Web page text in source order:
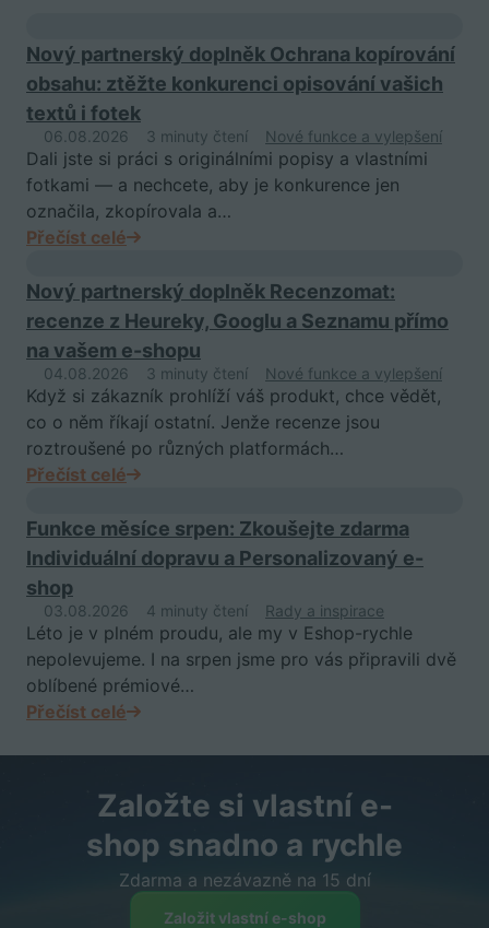
Nový partnerský doplněk Ochrana kopírování
obsahu: ztěžte konkurenci opisování vašich
textů i fotek
06.08.2026 3 minuty čtení Nové funkce a vylepšení
Dali jste si práci s originálními popisy a vlastními
fotkami — a nechcete, aby je konkurence jen
označila, zkopírovala a…
Přečíst celé
Nový partnerský doplněk Recenzomat:
recenze z Heureky, Googlu a Seznamu přímo
na vašem e-shopu
04.08.2026 3 minuty čtení Nové funkce a vylepšení
Když si zákazník prohlíží váš produkt, chce vědět,
co o něm říkají ostatní. Jenže recenze jsou
roztroušené po různých platformách…
Přečíst celé
Funkce měsíce srpen: Zkoušejte zdarma
Individuální dopravu a Personalizovaný e-
shop
03.08.2026 4 minuty čtení Rady a inspirace
Léto je v plném proudu, ale my v Eshop-rychle
nepolevujeme. I na srpen jsme pro vás připravili dvě
oblíbené prémiové…
Přečíst celé
Založte si vlastní e-
shop snadno a rychle
Zdarma a nezávazně na 15 dní
Založit vlastní e-shop